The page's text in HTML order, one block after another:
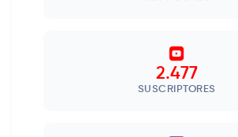
2.477
SUSCRIPTORES